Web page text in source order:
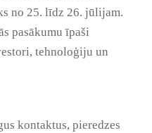
no 25. līdz 26. jūlijam.
pasākumu īpaši
tehnoloģiju un
kontaktus, pieredzes